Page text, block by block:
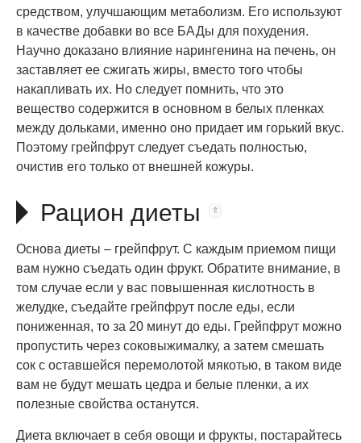
средством, улучшающим метаболизм. Его используют
в качестве добавки во все БАДы для похудения.
Научно доказано влияние нарингенина на печень, он
заставляет ее сжигать жиры, вместо того чтобы
накапливать их. Но следует помнить, что это
вещество содержится в основном в белых пленках
между дольками, именно оно придает им горький вкус.
Поэтому грейпфрут следует съедать полностью,
очистив его только от внешней кожуры.
Рацион диеты
Основа диеты – грейпфрут. С каждым приемом пищи
вам нужно съедать один фрукт. Обратите внимание, в
том случае если у вас повышенная кислотность в
желудке, съедайте грейпфрут после еды, если
пониженная, то за 20 минут до еды. Грейпфрут можно
пропустить через соковыжималку, а затем смешать
сок с оставшейся перемолотой мякотью, в таком виде
вам не будут мешать цедра и белые пленки, а их
полезные свойства останутся.
Диета включает в себя овощи и фрукты, постарайтесь